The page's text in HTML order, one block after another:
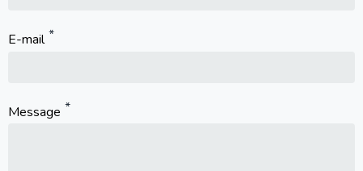
E-mail
Message